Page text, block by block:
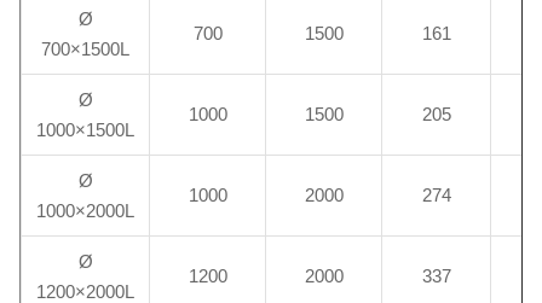
Ø
700×1500L
700 1500 161
Ø
1000×1500L
1000 1500 205
Ø
1000×2000L
1000 2000 274
Ø
1200×2000L
1200 2000 337